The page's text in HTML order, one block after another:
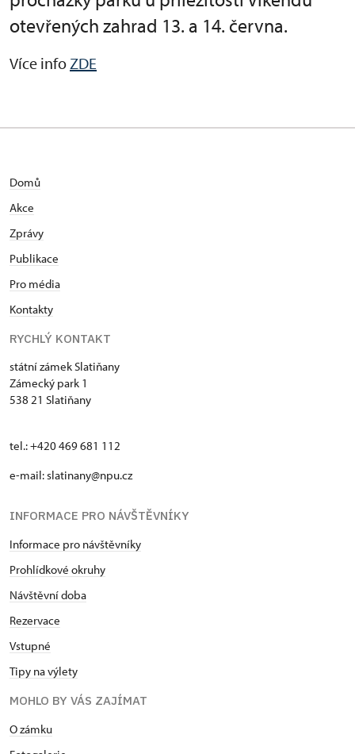
otevřených zahrad 13. a 14. června.
Více infoZDE
Domů
Akce
Zprávy
Publikace
Pro média
Kontakty
RYCHLÝ KONTAKT
státní zámek Slatiňany
Zámecký park 1
538 21 Slatiňany
tel.: +420 469 681 112
e-mail: slatinany@npu.cz
INFORMACE PRO NÁVŠTĚVNÍKY
Informace pro návštěvníky
Prohlídkové okruhy
Návštěvní doba
Rezervace
Vstupné
Tipy na výlety
MOHLO BY VÁS ZAJÍMAT
O zámku